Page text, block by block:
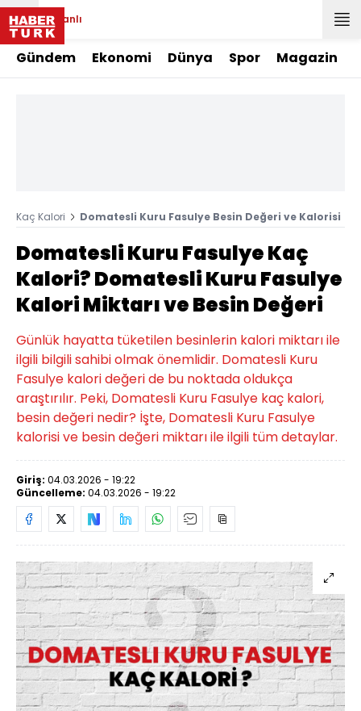
Canlı
Gündem Ekonomi Dünya Spor Magazin
Kaç Kalori Domatesli Kuru Fasulye Besin Değeri ve Kalorisi
Domatesli Kuru Fasulye Kaç
Kalori? Domatesli Kuru Fasulye
Kalori Miktarı ve Besin Değeri
Günlük hayatta tüketilen besinlerin kalori miktarı ile
ilgili bilgili sahibi olmak önemlidir. Domatesli Kuru
Fasulye kalori değeri de bu noktada oldukça
araştırılır. Peki, Domatesli Kuru Fasulye kaç kalori,
besin değeri nedir? İşte, Domatesli Kuru Fasulye
kalorisi ve besin değeri miktarı ile ilgili tüm detaylar.
Giriş: 04.03.2026 - 19:22
Güncelleme: 04.03.2026 - 19:22